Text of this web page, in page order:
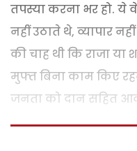
तपस्या करना भर हो. ये
नहीं उठाते थे, व्यापार
की चाह थी कि राजा
मुफ्त बिना काम किए
जनता को दान सहित